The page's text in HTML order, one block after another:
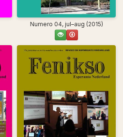
Numero 04, jul–aug (2015)